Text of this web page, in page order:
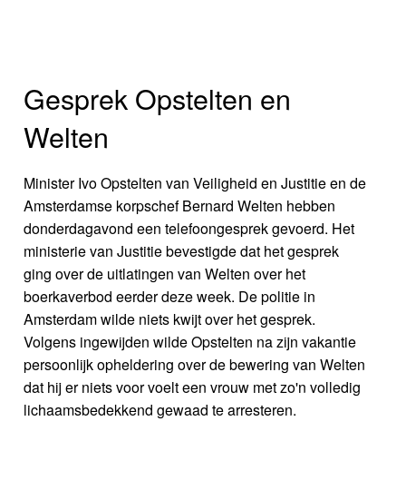
Gesprek Opstelten en
Welten
Minister Ivo Opstelten van Veiligheid en Justitie en de
Amsterdamse korpschef Bernard Welten hebben
donderdagavond een telefoongesprek gevoerd. Het
ministerie van Justitie bevestigde dat het gesprek
ging over de uitlatingen van Welten over het
boerkaverbod eerder deze week. De politie in
Amsterdam wilde niets kwijt over het gesprek.
Volgens ingewijden wilde Opstelten na zijn vakantie
persoonlijk opheldering over de bewering van Welten
dat hij er niets voor voelt een vrouw met zo'n volledig
lichaamsbedekkend gewaad te arresteren.